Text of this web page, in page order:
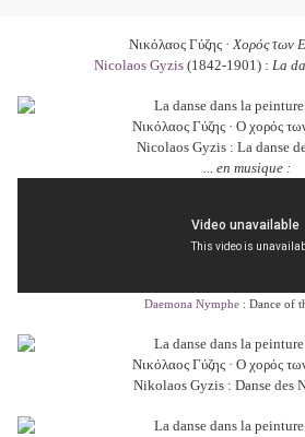
Νικόλαος Γύζης ·Χορός των
Nicolaos Gyzis (1842-1901) : La
Νικόλαος Γύζης · Ο χορός
Nicolaos Gyzis : La danse
... en musique :
Daemona Nymphe : Dance of
Νικόλαος Γύζης · Ο χορός
Nikolaos Gyzis : Danse des